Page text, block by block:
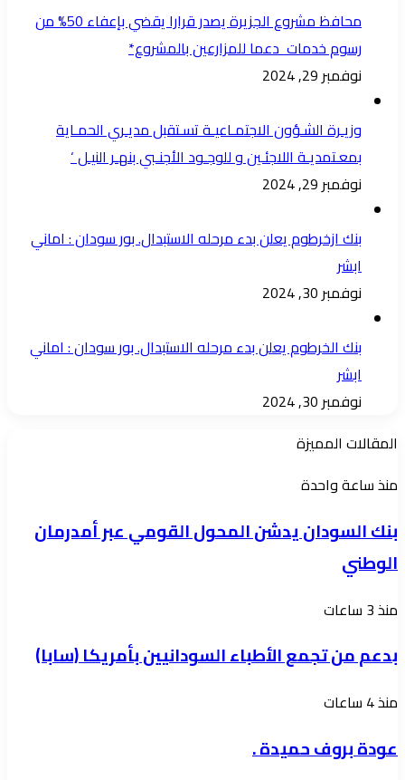
محافظ مشروع الجزيرة يصدر قرارا يقضي بإعفاء 50% من
رسوم خدمات دعما للمزارعين بالمشروع*
نوفمبر 29, 2024
وزيـرة الشـؤون الاجتمـاعيـة تسـتقبل مديـري الحمـاية
بمعـتمديـة اللاجئـين و للوجـود الأجنـبي بنهـر النيـل ‘
نوفمبر 29, 2024
بنك ازخرطوم يعلن بدء مرحله الاستبدال. بور سودان : اماني
ابشر
نوفمبر 30, 2024
بنك الخرطوم يعلن بدء مرحله الاستبدال. بور سودان : اماني
ابشر
نوفمبر 30, 2024
المقالات المميزة
بنك
يدشن
المحول
عبر
أمدرمان
الوطني
منذ ساعة واحدة
بنك السودان يدشن المحول القومي عبر أمدرمان
الوطني
بدعم
تجمع
بأمريكا
منذ 3 ساعات
بدعم من تجمع الأطباء السودانيين بأمريكا (سابا)
عودة
حميدة
منذ 4 ساعات
عودة بروف حميدة .